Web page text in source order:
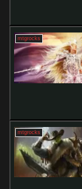
mtgrocks
mtgrocks